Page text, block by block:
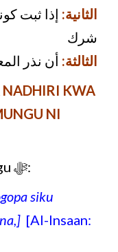
الثانية: إذا ثبت
شرك
الثالثة: أن نذر
KWA
NI
Na kauli ya Mwenyezi Mungu ﷻ:
siku
[Al-Insaan: